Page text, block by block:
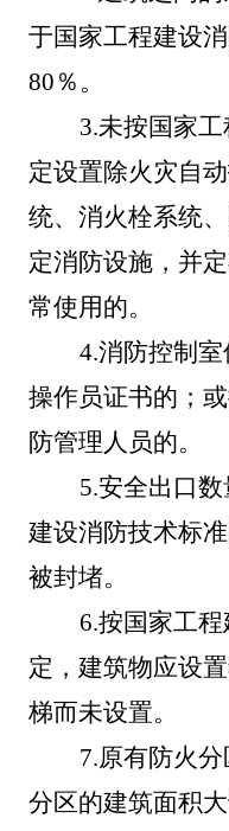
于国家工程建设
80％。
3.未按国家
定设置除火灾自
统、消火栓系统
定消防设施，并
常使用的。
4.消防控制
操作员证书的；
防管理人员的。
5.安全出口
建设消防技术标
被封堵。
6.按国家工
定，建筑物应设
梯而未设置。
7.原有防火
分区的建筑面积